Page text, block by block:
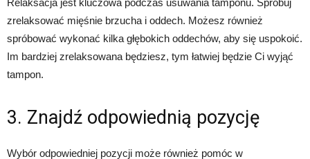
Relaksacja jest kluczowa podczas usuwania tamponu. Spróbuj
zrelaksować mięśnie brzucha i oddech. Możesz również
spróbować wykonać kilka głębokich oddechów, aby się uspokoić.
Im bardziej zrelaksowana będziesz, tym łatwiej będzie Ci wyjąć
tampon.
3. Znajdź odpowiednią pozycję
Wybór odpowiedniej pozycji może również pomóc w